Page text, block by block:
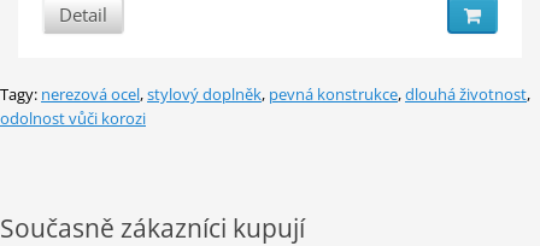
Detail
Tagy: nerezová ocel,stylový doplněk, pevná konstrukce,dlouhá životnost,
odolnost vůči korozi
Současně zákazníci kupují